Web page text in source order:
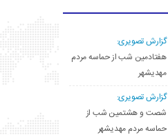
گزارش تصویری:
هفتادمین شب از حماسه مردم
مهدیشهر
گزارش تصویری:
شصت و هشتمین شب از
حماسه مردم مهدیشهر